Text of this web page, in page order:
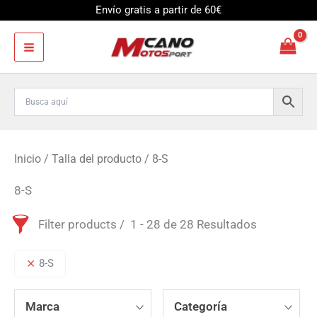
contenido
Envío gratis a partir de 60€
Inicio / Talla del producto / 8-S
8-S
Filter products 1 - 28 de 28 Resultados
8-S
Marca Categoría